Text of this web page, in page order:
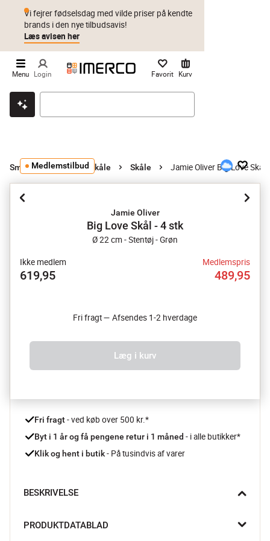
Klik & hent Byt i 1 år Prismatch
Vi fejrer fødselsdag med vilde priser på kendte
brands i den nye tilbudsavis!
Læs avisen her
Menu Login Favorit Kurv
Små og mellemstore skåle Skåle Jamie Oliver Big Love Skål
Medlemstilbud
Jamie Oliver
Big Love Skål - 4 stk
Ø 22 cm - Stentøj - Grøn
Ikke medlem
619,95
Medlemspris
489,95
Fri fragt — Afsendes 1-2 hverdage
Læg i kurv
Fri fragt - ved køb over 500 kr.*
Byt i 1 år og få pengene retur i 1 måned - i alle butikker*
Klik og hent i butik - På tusindvis af varer
BESKRIVELSE
oplevelse – fra hverdagsretter til weekendens højdepunkter.
PRODUKTDATABLAD